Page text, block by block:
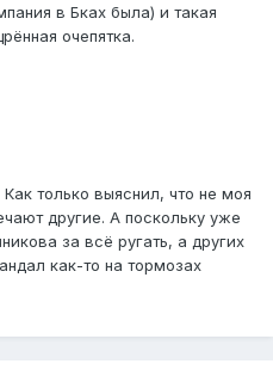
в Бках была) и такая
очепятка.
только выяснил, что не моя
другие. А поскольку уже
за всё ругать, а других
как-то на тормозах